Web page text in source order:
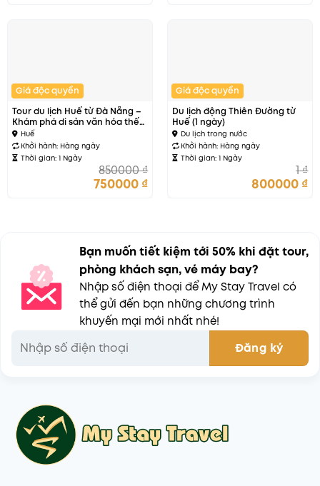
Giá độc quyền
Tour du lịch Huế từ Đà Nẵng –
Khám phá di sản văn hóa thế
giớiHuế
Khởi hành: Hàng ngày
Thời gian: 1 Ngày
850000₫
750000 ₫
Giá độc quyền
Du lịch động Thiên Đường từ
Huế (1 ngày)
Du lịch trong nước
Khởi hành: Hàng ngày
Thời gian: 1 Ngày
1₫
800000 ₫
Bạn muốn tiết kiệm tới 50% khi đặt tour,
phòng khách sạn, vé máy bay?
Nhập số điện thoại để My Stay Travel có
thể gửi đến bạn những chương trình
khuyến mại mới nhất nhé!